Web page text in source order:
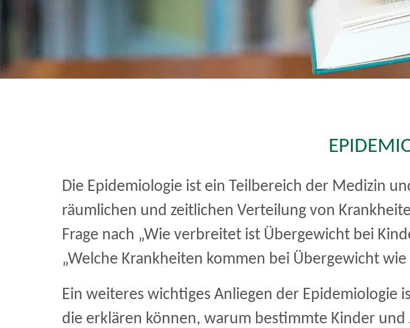
Die Epidemiologie ist ein Teilbereich der Medizin
räumlichen und zeitlichen Verteilung von
Frage nach „Wie verbreitet ist Übergewicht bei
„Welche Krankheiten kommen bei Übergewicht wie
Ein weiteres wichtiges Anliegen der Epidemiologie
die erklären können, warum bestimmte Kinder